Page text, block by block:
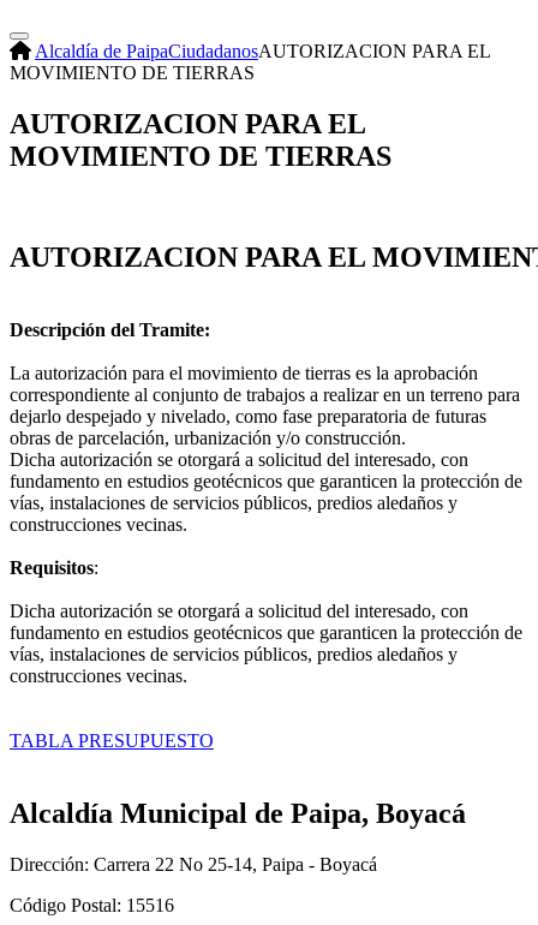
Alcaldía de PaipaCiudadanosAUTORIZACION PARA EL
MOVIMIENTO DE TIERRAS
AUTORIZACION PARA EL
MOVIMIENTO DE TIERRAS
AUTORIZACION PARA EL
Descripción del Tramite:
La autorización para el movimiento de tierras es la aprobación
correspondiente al conjunto de trabajos a realizar en un terreno para
dejarlo despejado y nivelado, como fase preparatoria de futuras
obras de parcelación, urbanización y/o construcción.
Dicha autorización se otorgará a solicitud del interesado, con
fundamento en estudios geotécnicos que garanticen la protección de
vías, instalaciones de servicios públicos, predios aledaños y
construcciones vecinas.
Requisitos:
Dicha autorización se otorgará a solicitud del interesado, con
fundamento en estudios geotécnicos que garanticen la protección de
vías, instalaciones de servicios públicos, predios aledaños y
construcciones vecinas.
TABLA PRESUPUESTO​
Alcaldía Municipal de Paipa, Boyacá
Dirección: Carrera 22 No 25-14, Paipa - Boyacá
Código Postal: 15516